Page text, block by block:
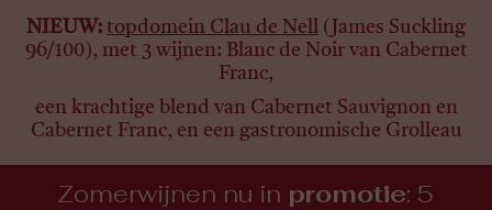
NIEUW: topdomein Clau de Nell (James Suckling
96/100), met 3 wijnen: Blanc de Noir van Cabernet
Franc,
een krachtige blend van Cabernet Sauvignon en
Cabernet Franc, en een gastronomische Grolleau
Zomerwijnen nu in promotie: 5